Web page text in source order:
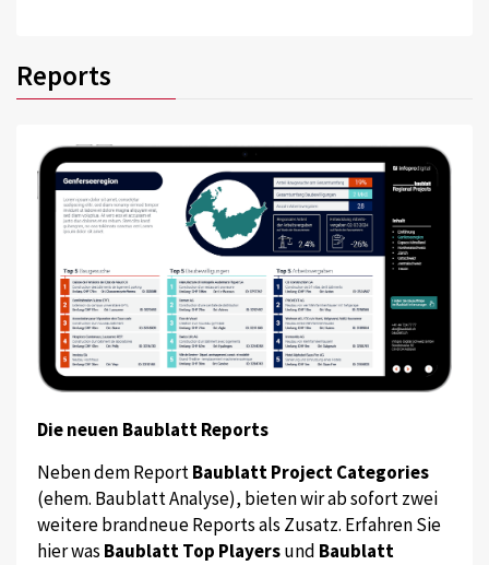
Reports
Die neuen Baublatt Reports
Neben dem ReportBaublatt Project Categories
(ehem. Baublatt Analyse), bieten wir ab sofort zwei
weitere brandneue Reports als Zusatz. Erfahren Sie
hier was Baublatt Top Playersund Baublatt